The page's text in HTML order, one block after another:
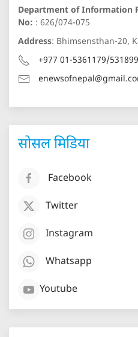
Department of Information
No: : 626/074-075
Address: Bhimsensthan-20,
+977 01-5361179/
सोसल मिडिया
Facebook
Twitter
Instagram
Whatsapp
Youtube